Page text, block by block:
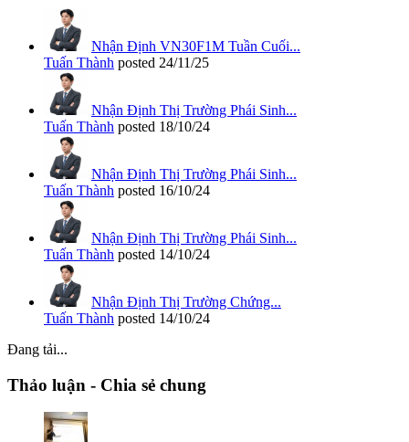
Nhận Định VN30F1M Tuần Cuối...
Tuấn Thành posted 24/11/25
Nhận Định Thị Trường Phái Sinh...
Tuấn Thành posted 18/10/24
Nhận Định Thị Trường Phái Sinh...
Tuấn Thành posted 16/10/24
Nhận Định Thị Trường Phái Sinh...
Tuấn Thành posted 14/10/24
Nhận Định Thị Trường Chứng...
Tuấn Thành posted 14/10/24
Đang tải...
Thảo luận - Chia sẻ chung